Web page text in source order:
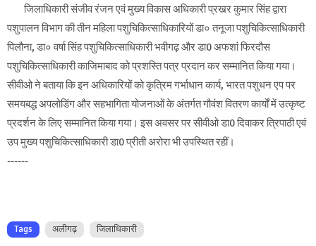
जिलाधिकारी संजीव रंजन एवं मुख्य विकास अधिकारी प्रखर कुमार सिंह द्वारा
पशुपालन विभाग की तीन महिला पशुचिकित्साधिकारियों डा० तनूजा पशुचिकित्साधिकारी
पिलौना, डा० वर्षा सिंह पशुचिकित्साधिकारी भवीगढ़ और डा0 अफशां फिरदौस
पशुचिकित्साधिकारी काजिमाबाद को प्रशस्ति पत्र प्रदान कर सम्मानित किया गया।
सीवीओ ने बताया कि इन अधिकारियों को कृत्रिम गर्भाधान कार्य, भारत पशुधन एप पर
समयबद्ध अपलोडिंग और सहभागिता योजनाओं के अंतर्गत गौवंश वितरण कार्यों में उत्कृष्ट
प्रदर्शन के लिए सम्मानित किया गया। इस अवसर पर सीवीओ डा0 दिवाकर त्रिपाठी एवं
उप मुख्य पशुचिकित्साधिकारी डा0 प्रीती अरोरा भी उपस्थित रहीं।
------
Tags अलीगढ़ जिलाधिकारी